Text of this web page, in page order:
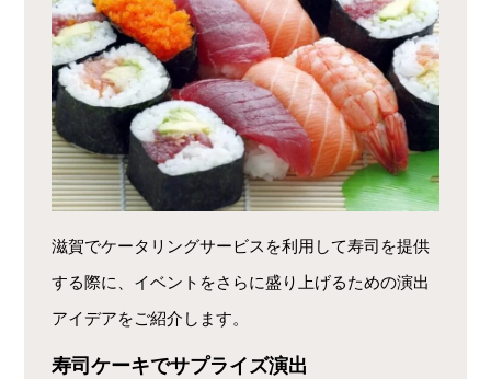
滋賀でケータリングサービスを利用して寿司を提供
する際に、イベントをさらに盛り上げるための演出
アイデアをご紹介します。
寿司ケーキでサプライズ演出